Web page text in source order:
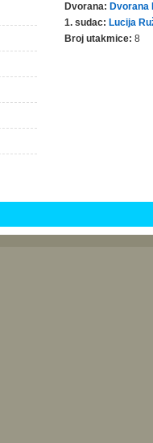
Dvorana: Dvorana
1. sudac: Lucija
Broj utakmice: 8